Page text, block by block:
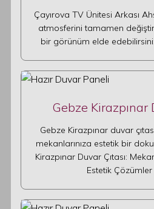
Çayırova TV Ünitesi Arkası
atmosferini tamamen
bir görünüm elde
Gebze Kirazpınar
Gebze Kirazpınar duvar
mekanlarınıza estetik bir
Kirazpınar Duvar Çıtası:
Estetik